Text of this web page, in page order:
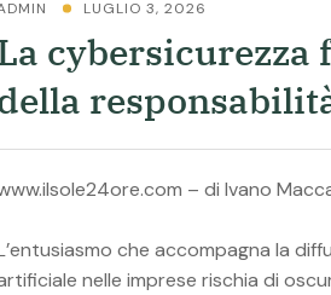
LUGLIO 3, 2026
cybersicurezza
– di Ivano
che accompagna la
nelle imprese rischia di